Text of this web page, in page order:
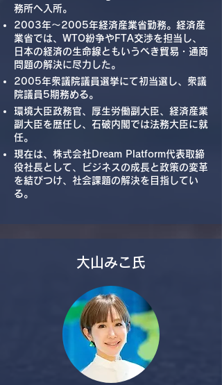
務所へ入所。
2003年～2005年経済産業省勤務。経済産
業省では、WTO紛争やFTA交渉を担当し、
日本の経済の生命線ともいうべき貿易・通商
問題の解決に尽力した。
​2005年衆議院議員選挙にて初当選し、衆議
院議員5期務める。
環境大臣政務官、厚生労働副大臣、経済産業
副大臣を歴任し、石破内閣では法務大臣に就
任。
現在は、株式会社Dream Platform代表取締
役社長として、ビジネスの成長と政策の変革
を結びつけ、社会課題の解決を目指してい
る。
​大山みこ氏